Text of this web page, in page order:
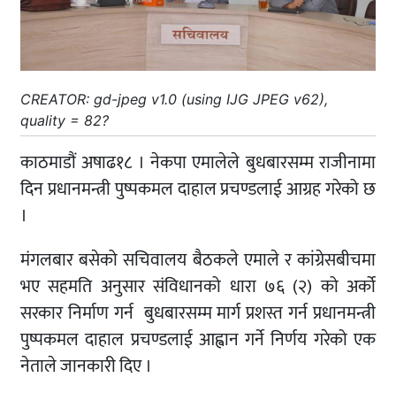
CREATOR: gd-jpeg v1.0 (using IJG JPEG v62),
quality = 82?
काठमाडौं अषाढ१८ । नेकपा एमालेले बुधबारसम्म राजीनामा
दिन प्रधानमन्त्री पुष्पकमल दाहाल प्रचण्डलाई आग्रह गरेको छ
।
मंगलबार बसेको सचिवालय बैठकले एमाले र कांग्रेसबीचमा
भए सहमति अनुसार संविधानको धारा ७६ (२) को अर्को
सरकार निर्माण गर्न बुधबारसम्म मार्ग प्रशस्त गर्न प्रधानमन्त्री
पुष्पकमल दाहाल प्रचण्डलाई आह्वान गर्ने निर्णय गरेको एक
नेताले जानकारी दिए ।